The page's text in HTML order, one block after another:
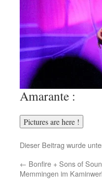
Amarante :
Dieser Beitrag wurde
← Bonfire + Sons of
Memmingen im